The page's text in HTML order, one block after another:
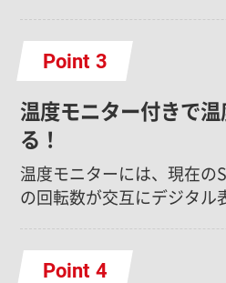
Point
温度モニター付きで
る！
温度モニターには、現在
の回転数が交互にデジタル
Point